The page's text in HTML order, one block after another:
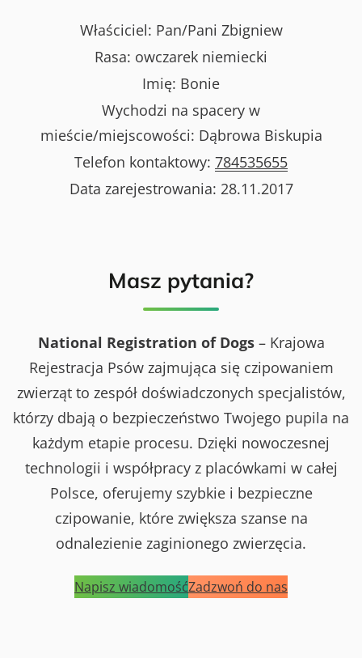
Właściciel: Pan/Pani Zbigniew
Rasa: owczarek niemiecki
Imię: Bonie
Wychodzi na spacery w
mieście/miejscowości: Dąbrowa Biskupia
Telefon kontaktowy: 784535655
Data zarejestrowania: 28.11.2017
Masz pytania?
National Registration of Dogs– Krajowa
Rejestracja Psów zajmująca się czipowaniem
zwierząt to zespół doświadczonych specjalistów,
którzy dbają o bezpieczeństwo Twojego pupila na
każdym etapie procesu. Dzięki nowoczesnej
technologii i współpracy z placówkami w całej
Polsce, oferujemy szybkie i bezpieczne
czipowanie, które zwiększa szanse na
odnalezienie zaginionego zwierzęcia.
Napisz wiadomośćZadzwoń do nas